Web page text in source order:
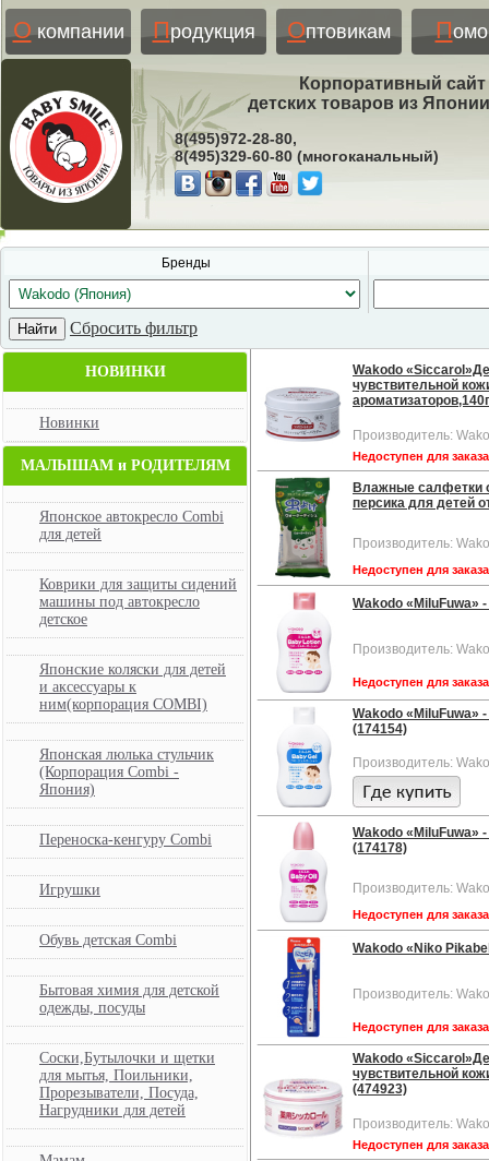
Окомпании Продукция Оптовикам П
Корпоративный
детских товаров из
8(495)972-28-80,
8(495)329-60-80 (многоканальный)
Бренды
Сбросить фильтр
НОВИНКИ
Новинки
МАЛЫШАМ и РОДИТЕЛЯМ
Японское автокресло Combi
для детей
Коврики для защиты сидений
машины под автокресло
детское
Японские коляски для детей
и аксессуары к
ним(корпорация COMBI)
Японская люлька стульчик
(Корпорация Combi -
Япония)
Переноска-кенгуру Combi
Игрушки
Обувь детская Combi
Бытовая химия для детской
одежды, посуды
Соски,Бутылочки и щетки
для мытья, Поильники,
Прорезыватели, Посуда,
Нагрудники для детей
Wakodo
чувствительной
Производитель:
Недоступен для
Влажные салфетки
персика для детей
Производитель:
Недоступен для
Wakodo «MiluFuwa»
Производитель:
Недоступен для
Wakodo «MiluFuwa»
(174154)
Производитель:
Wakodo
(174178)
Производитель:
Недоступен для
Wakodo «Niko
Производитель:
Недоступен для
Wakodo
чувствительной
(474923)
Производитель:
Недоступен для